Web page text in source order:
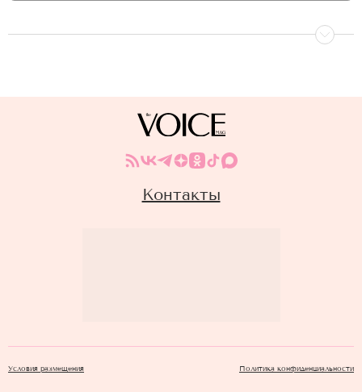
Контакты
Условия размещения Политика конфиденциальности